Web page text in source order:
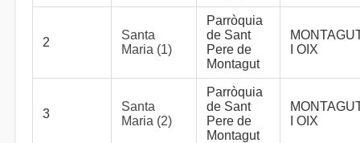
2
Santa
Maria (1)
Parròquia
de Sant
Pere de
Montagut
I OIX
3
Santa
Maria (2)
Parròquia
de Sant
Pere de
Montagut
I OIX